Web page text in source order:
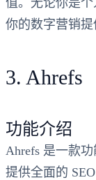
你的数字营销提
3. Ahrefs
功能介绍
Ahrefs 是一款
提供全面的